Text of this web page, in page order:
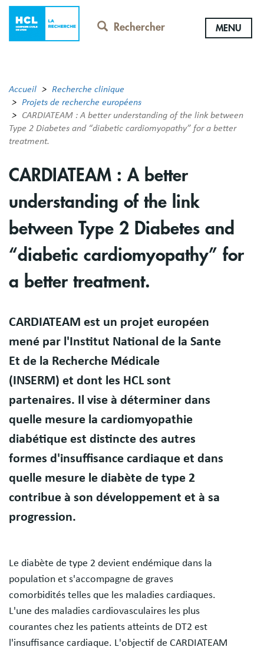
Aller
contenu
Rechercher MENU
Accueil
Recherche clinique
Projets de recherche européens
CARDIATEAM : A better understanding of the link between
Type 2 Diabetes and “diabetic cardiomyopathy” for a better
treatment.
CARDIATEAM : A better
understanding of the link
between Type 2 Diabetes and
“diabetic cardiomyopathy” for
a better treatment.
Résumé
CARDIATEAM est un projet européen
mené par l'Institut National de la Sante
Et de la Recherche Médicale
(INSERM) et dont les HCL sont
partenaires. Il vise à déterminer dans
quelle mesure la cardiomyopathie
diabétique est distincte des autres
formes d'insuffisance cardiaque et dans
quelle mesure le diabète de type 2
contribue à son développement et à sa
progression.
Le diabète de type 2 devient endémique dans la
population et s'accompagne de graves
comorbidités telles que les maladies cardiaques.
L'une des maladies cardiovasculaires les plus
courantes chez les patients atteints de DT2 est
l'insuffisance cardiaque. L'objectif de CARDIATEAM